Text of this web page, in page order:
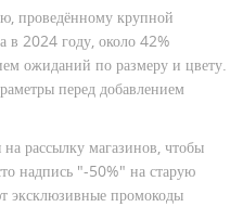
проведённому крупной
в 2024 году, около 42%
ожиданий по размеру и цвету.
перед добавлением
рассылку магазинов, чтобы
надпись "-50%" на старую
эксклюзивные промокоды